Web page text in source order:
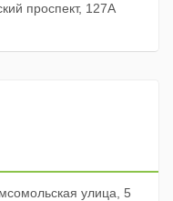
проспект, 127А
улица, 5